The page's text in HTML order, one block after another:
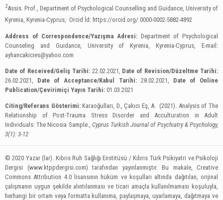
2Assis. Prof., Department of Psychological Counselling and Guidance, University of
Kyrenia, Kyrenia-Cyprus,. Orcid İd: https://orcid.org/ 0000-0002-5882-4892
Address of Correspondence/Yazışma Adresi: Department of Psychological
Counseling and Guidance, University of Kyrenia, Kyrenia-Cyprus, E-mail:
ayhancakicies@yahoo.com
Date of Received/Geliş Tarihi: 22.02.2021, Date of Revision/Düzeltme Tarihi:
26.02.2021, Date of Acceptance/Kabul Tarihi: 28.02.2021, Date of Online
Publication/Çevirimiçi Yayın Tarihi: 01.03.2021
Citing/Referans Gösterimi:Karaoğulları, D., Çakıcı Eş, A. (2021). Analysis of The
Relationship of Post-Trauma Stress Disorder and Acculturation in Adult
Individuals: The Nicosia Sample., Cyprus Turkish Journal of Psychiatry & Psychology,
3(1): 3-12
© 2020 Yazar (lar). Kıbrıs Ruh Sağlığı Enstitüsü / Kıbrıs Türk Psikiyatri ve Psikoloji
Dergisi (www.ktppdergisi.com) tarafından yayınlanmıştır. Bu makale, Creative
Commons Attribution 4.0 lisansının hüküm ve koşulları altında dağıtılan, orijinal
çalışmanın uygun şekilde alıntılanması ve ticari amaçla kullanılmaması koşuluyla,
herhangi bir ortam veya formatta kullanıma, paylaşmaya, uyarlamaya, dağıtmaya ve